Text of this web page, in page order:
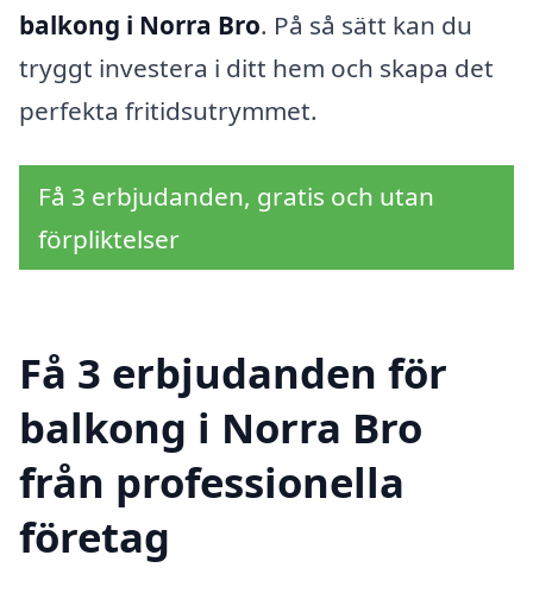
balkong i Norra Bro. På så sätt kan du
tryggt investera i ditt hem och skapa det
perfekta fritidsutrymmet.
Få 3 erbjudanden, gratis och utan
förpliktelser
Få 3 erbjudanden för
balkong i Norra Bro
från professionella
företag